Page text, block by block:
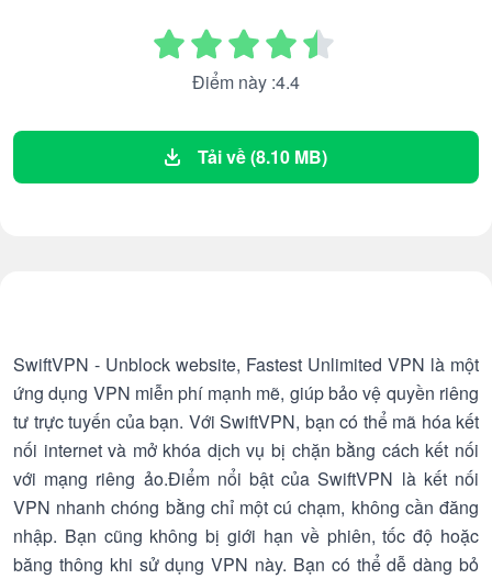
Điểm này :4.4
Tải về (8.10 MB)
SwiftVPN - Unblock website, Fastest Unlimited VPN là một
ứng dụng VPN miễn phí mạnh mẽ, giúp bảo vệ quyền riêng
tư trực tuyến của bạn. Với SwiftVPN, bạn có thể mã hóa kết
nối internet và mở khóa dịch vụ bị chặn bằng cách kết nối
với mạng riêng ảo.Điểm nổi bật của SwiftVPN là kết nối
VPN nhanh chóng bằng chỉ một cú chạm, không cần đăng
nhập. Bạn cũng không bị giới hạn về phiên, tốc độ hoặc
băng thông khi sử dụng VPN này. Bạn có thể dễ dàng bỏ